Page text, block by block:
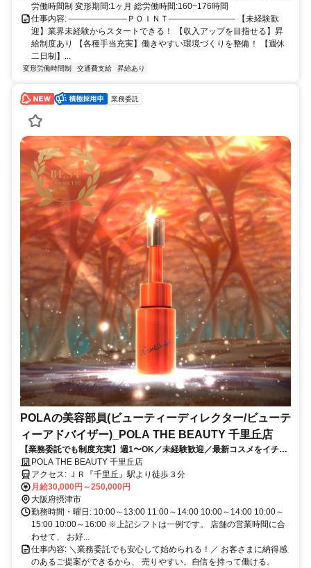
労働時間制 変形期間:1ヶ月 総労働時間:160~176時間
仕事内容: ―――――――ＰＯＩＮＴ―――――――― 【未経験歓
迎】業界未経験からスタートできる！ 【収入アップを目指せる】昇
給制度あり 【各種手当充実】働きやすい環境づくりを整備！ 【週休
二日制】...
変形労働時間制 交通費支給 昇給あり
業務委託
POLAの美容部員(ビューティーディレクター/ビューテ
ィーアドバイザー)_POLA THE BEAUTY 千里丘店
【業務委託でも制度充実】週1〜OK／未経験歓迎／最新コスメをイチ早
くお試し♪お客様も自分もキレイに／Wワーク・副業
POLA THE BEAUTY 千里丘店
アクセス: ＪＲ『千里丘』駅より徒歩３分
月給30,000円～250,000円
大阪府摂津市
勤務時間・曜日: 10:00～13:00 11:00～14:00 10:00～14:00 10:00～
15:00 10:00～16:00 ※上記シフトは一例です。 店舗の営業時間に合
わせて、 お好...
仕事内容: ＼業務委託でも安心して始められる！／ お客さまに納得感
のあるご提案ができるから、 売りやすい。自信を持って働ける。